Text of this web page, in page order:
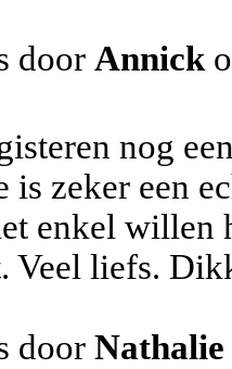
door Annick
nog
is zeker een
enkel willen
Veel liefs.
door Nathalie